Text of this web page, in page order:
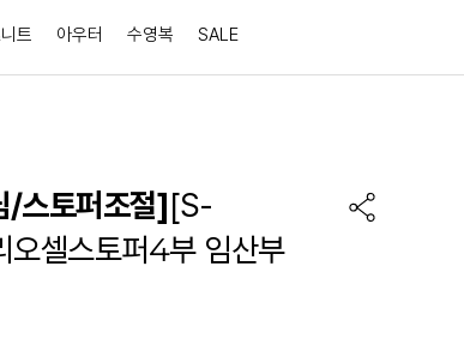
트 아우터 수영복 SALE
스토퍼조절][S-
셀스토퍼4부 임산부